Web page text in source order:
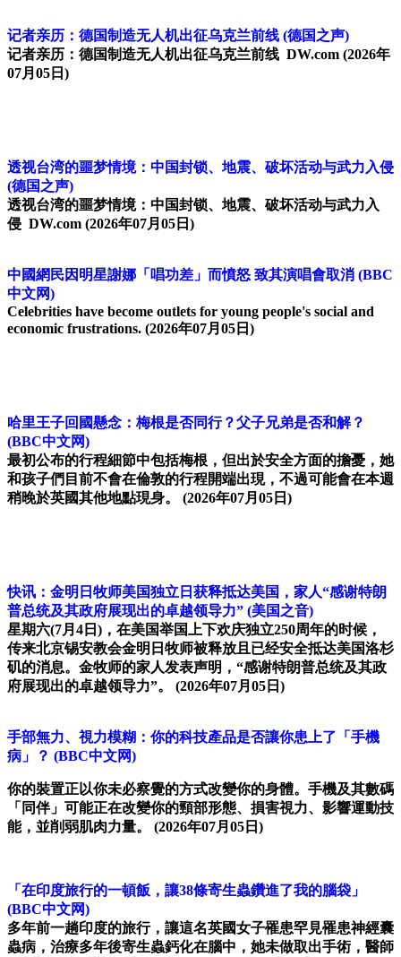
记者亲历：德国制造无人机出征乌克兰前线 (德国之声)
记者亲历：德国制造无人机出征乌克兰前线 DW.com (2026年
07月05日)
透视台湾的噩梦情境：中国封锁、地震、破坏活动与武力入侵
(德国之声)
透视台湾的噩梦情境：中国封锁、地震、破坏活动与武力入
侵 DW.com (2026年07月05日)
中國網民因明星謝娜「唱功差」而憤怒 致其演唱會取消 (BBC
中文网)
Celebrities have become outlets for young people's social and
economic frustrations. (2026年07月05日)
哈里王子回國懸念：梅根是否同行？父子兄弟是否和解？
(BBC中文网)
最初公布的行程細節中包括梅根，但出於安全方面的擔憂，她
和孩子們目前不會在倫敦的行程開端出現，不過可能會在本週
稍晚於英國其他地點現身。
(2026年07月05日)
快讯：金明日牧师美国独立日获释抵达美国，家人“感谢特朗
普总统及其政府展现出的卓越领导力” (美国之音)
星期六(7月4日)，在美国举国上下欢庆独立250周年的时候，
传来北京锡安教会金明日牧师被释放且已经安全抵达美国洛杉
矶的消息。金牧师的家人发表声明，“感谢特朗普总统及其政
府展现出的卓越领导力”。
(2026年07月05日)
手部無力、視力模糊：你的科技產品是否讓你患上了「手機
病」？ (BBC中文网)
你的裝置正以你未必察覺的方式改變你的身體。手機及其數碼
「同伴」可能正在改變你的頸部形態、損害視力、影響運動技
能，並削弱肌肉力量。
(2026年07月05日)
「在印度旅行的一頓飯，讓38條寄生蟲鑽進了我的腦袋」
(BBC中文网)
多年前一趟印度的旅行，讓這名英國女子罹患罕見罹患神經囊
蟲病，治療多年後寄生蟲鈣化在腦中，她未做取出手術，醫師